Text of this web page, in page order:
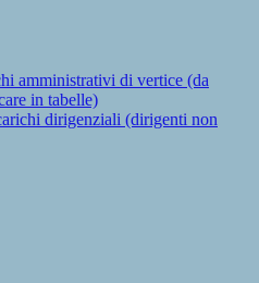
amministrativi di vertice (da
in tabelle)
dirigenziali (dirigenti non